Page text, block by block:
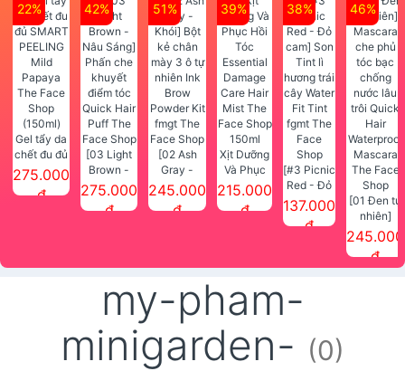
22%
Gel tẩy da
chết đu đủ
SMART
PEELING
275.000
đ
42%
[03 Light
Brown -
Nâu Sáng]
Phấn che
275.000
đ
51%
[02 Ash
Gray -
Khói] Bột
kẻ chân
Face Shop
245.000
đ
39%
Xịt Dưỡng
Và Phục
Hồi Tóc
Essential
215.000
đ
38%
[#3 Picnic
Red - Đỏ
cam] Son
137.000
đ
46%
[01 Đen tự
nhiên]
Mascara
che phủ
245.000
đ
my-pham-
minigarden- (0)